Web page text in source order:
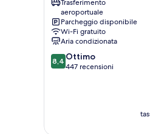
Trasferimento
aeroportuale
Parcheggio disponibile
Wi-Fi gratuito
Aria condizionata
8.4
su
8,4 Ottimo
447 recensioni